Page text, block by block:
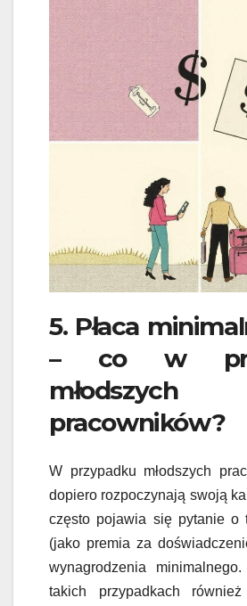
5. Płaca
– co w
młodszych
pracowników?
W przypadku młodszych
dopiero rozpoczynają swoją
często pojawia się pytanie o
(jako premia za
wynagrodzenia
takich przypadkach